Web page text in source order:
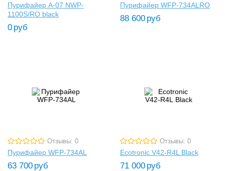
Пурифайер A-07 NWP-
1100S/RO black
0 руб
Пурифайер WFP-734ALRO
88 600 руб
Отзывы: 0
Пурифайер WFP-734AL
63 700 руб
Отзывы: 0
Ecotronic V42-R4L Black
71 000 руб